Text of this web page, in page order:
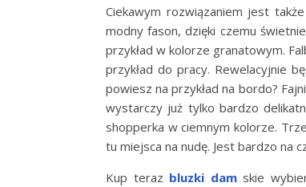
Ciekawym rozwiązaniem jest także
modny fason, dzięki czemu
przykład w kolorze granatowym.
przykład do pracy. Rewelacyjnie
powiesz na przykład na bordo?
wystarczy już tylko bardzo
shopperka w ciemnym kolorze.
tu miejsca na nudę. Jest bardzo na
Kup teraz bluzki damskie